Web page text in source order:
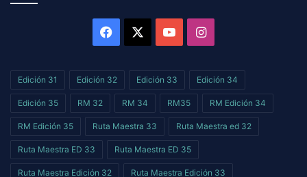
Facebook YouTubeInstagram
Edición 31 Edición 32 Edición 33 Edición 34
Edición 35 RM 32 RM 34 RM35 RM Edición 34
RM Edición 35 Ruta Maestra 33 Ruta Maestra ed 32
Ruta Maestra ED 33 Ruta Maestra ED 35
Ruta Maestra Edición 32 Ruta Maestra Edición 33